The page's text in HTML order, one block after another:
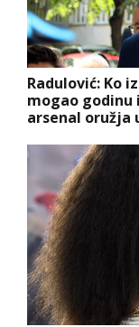
Radulović: Ko
mogao godinu
arsenal oružja